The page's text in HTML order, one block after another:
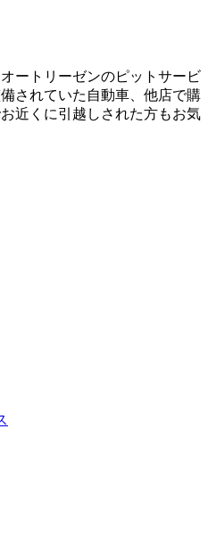
ートリーゼンのピットサービ
されていた自動車、他店で購
近くに引越しされた方もお気